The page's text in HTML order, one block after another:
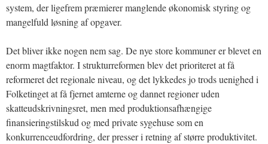
system, der ligefrem præmierer manglende økonomisk styring og
mangelfuld løsning af opgaver.
Det bliver ikke nogen nem sag. De nye store kommuner er blevet en
enorm magtfaktor. I strukturreformen blev det prioriteret at få
reformeret det regionale niveau, og det lykkedes jo trods uenighed i
Folketinget at få fjernet amterne og dannet regioner uden
skatteudskrivningsret, men med produktionsafhængige
finansieringstilskud og med private sygehuse som en
konkurrenceudfordring, der presser i retning af større produktivitet.